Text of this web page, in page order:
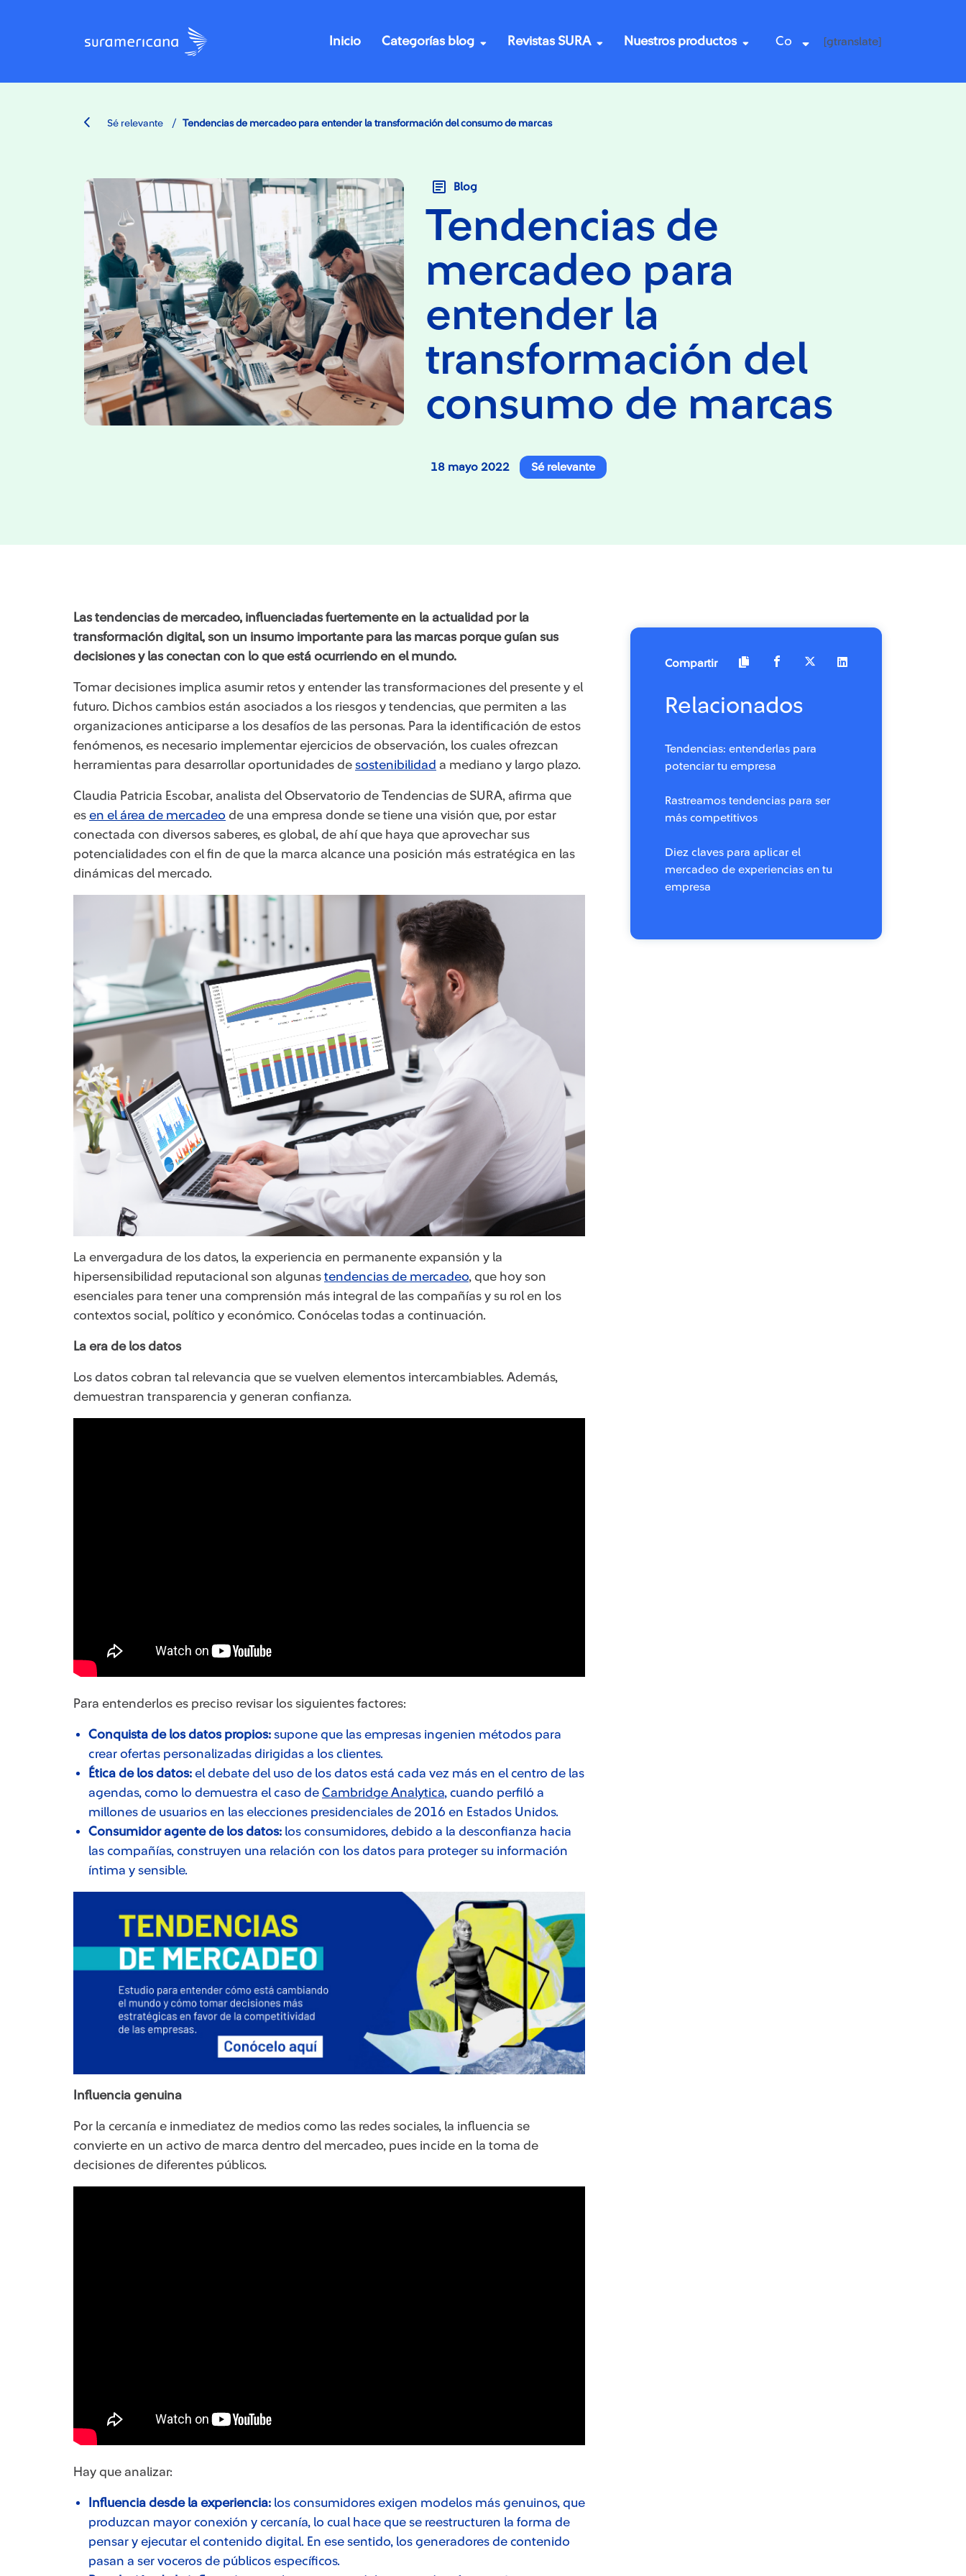
Inicio Categorías blog Revistas SURA Nuestros productos Co [gtranslate]
Sé relevante / Tendencias de mercadeo para entender la transformación del consumo de marcas
Blog
Tendencias de
mercadeo para
entender la
transformación del
consumo de marcas
18 mayo 2022 Sé relevante
Las tendencias de mercadeo, influenciadas fuertemente en la actualidad por la
transformación digital, son un insumo importante para las marcas porque guían sus
decisiones y las conectan con lo que está ocurriendo en el mundo.
Tomar decisiones implica asumir retos y entender las transformaciones del presente y el
futuro. Dichos cambios están asociados a los riesgos y tendencias, que permiten a las
organizaciones anticiparse a los desafíos de las personas. Para la identificación de estos
fenómenos, es necesario implementar ejercicios de observación, los cuales ofrezcan
herramientas para desarrollar oportunidades de sostenibilidad a mediano y largo plazo.
Claudia Patricia Escobar, analista del Observatorio de Tendencias de SURA, afirma que
es en el área de mercadeo de una empresa donde se tiene una visión que, por estar
conectada con diversos saberes, es global, de ahí que haya que aprovechar sus
potencialidades con el fin de que la marca alcance una posición más estratégica en las
dinámicas del mercado.
La envergadura de los datos, la experiencia en permanente expansión y la
hipersensibilidad reputacional son algunas tendencias de mercadeo, que hoy son
esenciales para tener una comprensión más integral de las compañías y su rol en los
contextos social, político y económico. Conócelas todas a continuación.
La era de los datos
Los datos cobran tal relevancia que se vuelven elementos intercambiables. Además,
demuestran transparencia y generan confianza.
Para entenderlos es preciso revisar los siguientes factores:
Conquista de los datos propios: supone que las empresas ingenien métodos para
crear ofertas personalizadas dirigidas a los clientes.
Ética de los datos: el debate del uso de los datos está cada vez más en el centro de las
agendas, como lo demuestra el caso de Cambridge Analytica, cuando perfiló a
millones de usuarios en las elecciones presidenciales de 2016 en Estados Unidos.
Consumidor agente de los datos: los consumidores, debido a la desconfianza hacia
las compañías, construyen una relación con los datos para proteger su información
íntima y sensible.
Influencia genuina
Por la cercanía e inmediatez de medios como las redes sociales, la influencia se
convierte en un activo de marca dentro del mercadeo, pues incide en la toma de
decisiones de diferentes públicos.
Hay que analizar:
Influencia desde la experiencia: los consumidores exigen modelos más genuinos, que
produzcan mayor conexión y cercanía, lo cual hace que se reestructuren la forma de
pensar y ejecutar el contenido digital. En ese sentido, los generadores de contenido
pasan a ser voceros de públicos específicos.
Compartir
Relacionados
Tendencias: entenderlas para
potenciar tu empresa
Rastreamos tendencias para ser
más competitivos
Diez claves para aplicar el
mercadeo de experiencias en tu
empresa